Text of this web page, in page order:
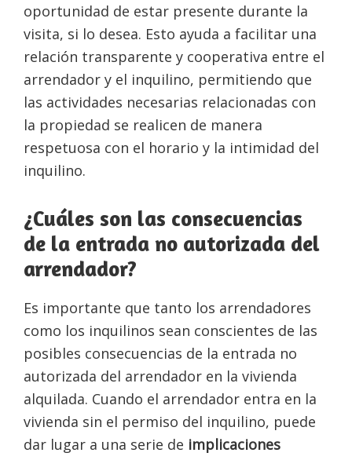
oportunidad de estar presente durante la
visita, si lo desea. Esto ayuda a facilitar una
relación transparente y cooperativa entre el
arrendador y el inquilino, permitiendo que
las actividades necesarias relacionadas con
la propiedad se realicen de manera
respetuosa con el horario y la intimidad del
inquilino.
¿Cuáles son las consecuencias
de la entrada no autorizada del
arrendador?
Es importante que tanto los arrendadores
como los inquilinos sean conscientes de las
posibles consecuencias de la entrada no
autorizada del arrendador en la vivienda
alquilada. Cuando el arrendador entra en la
vivienda sin el permiso del inquilino, puede
dar lugar a una serie de implicaciones